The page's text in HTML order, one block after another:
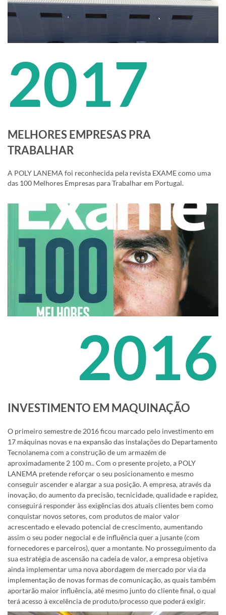
2017
MELHORES EMPRESAS PRA
TRABALHAR
A POLY LANEMA foi reconhecida pela revista EXAME como uma
das 100 Melhores Empresas para Trabalhar em Portugal.
2016
INVESTIMENTO EM MAQUINAÇÃO
O primeiro semestre de 2016 ficou marcado pelo investimento em
17 máquinas novas e na expansão das instalações do Departamento
Tecnolanema com a construção de um armazém de
aproximadamente 2 100 m.. Com o presente projeto, a POLY
LANEMA pretende reforçar o seu posicionamento e mesmo
conseguir ascender e alargar a sua posição. A empresa, através da
inovação, do aumento da precisão, tecnicidade, qualidade e rapidez,
conseguirá responder àss exigências dos atuais clientes bem como
conquistar novos setores, com produtos de maior valor
acrescentado e elevado potencial de crescimento, aumentando
assim o seu poder negocial e de influência quer a jusante (com
fornecedores e parceiros), quer a montante. No prosseguimento da
sua estratégia de ascensão na cadeia de valor, a empresa objetiva
ainda implementar uma nova abordagem de mercado por via da
implementação de novas formas de comunicação, as quais também
aportarão maior influência, até mesmo junto do cliente final, o qual
terá acesso à excelência de produto/processo que poderá exigir.